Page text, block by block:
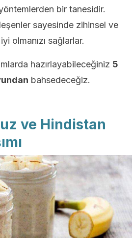
bir tanesidir.
sayesinde zihinsel ve
olmanızı sağlarlar.
hazırlayabileceğiniz 5
bahsedeceğiz.
ve Hindistan